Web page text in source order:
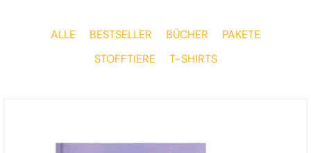
ALLE BESTSELLER BÜCHER
PAKETE
STOFFTIERE
T-SHIRTS